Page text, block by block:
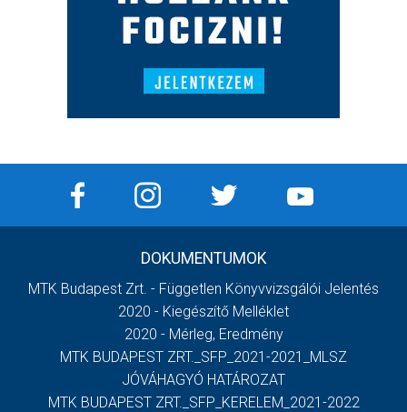
DOKUMENTUMOK
MTK Budapest Zrt. - Független Könyvvizsgálói Jelentés
2020 - Kiegészítő Melléklet
2020 - Mérleg, Eredmény
MTK BUDAPEST ZRT._SFP_2021-2021_MLSZ
JÓVÁHAGYÓ HATÁROZAT
MTK BUDAPEST ZRT._SFP_KERELEM_2021-2022